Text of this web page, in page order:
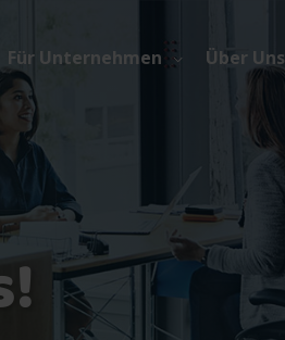
Für Unternehmen Über Uns